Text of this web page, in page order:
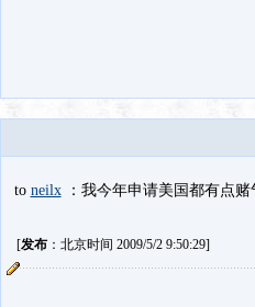
to neilx：我今年申请美国都有点赌
[发布：北京时间 2009/5/2 9:50:29]